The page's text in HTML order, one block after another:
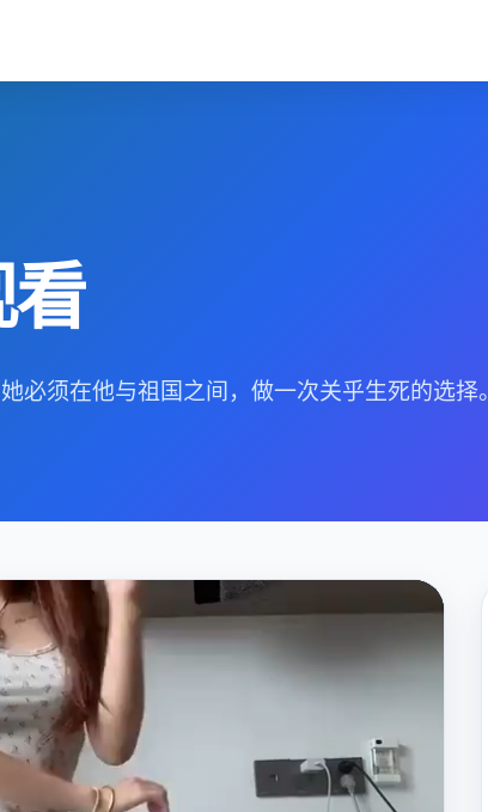
须在他与祖国之间，做一次关乎生死的选择。